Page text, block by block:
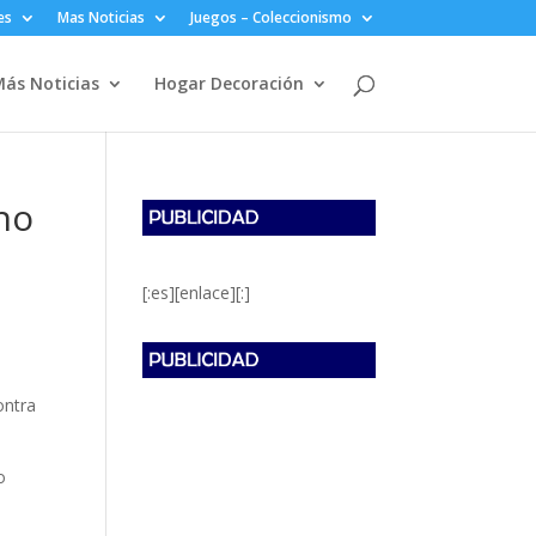
Mas Noticias Juegos – Coleccionismo
Noticias Hogar Decoración
[:es][enlace][:]